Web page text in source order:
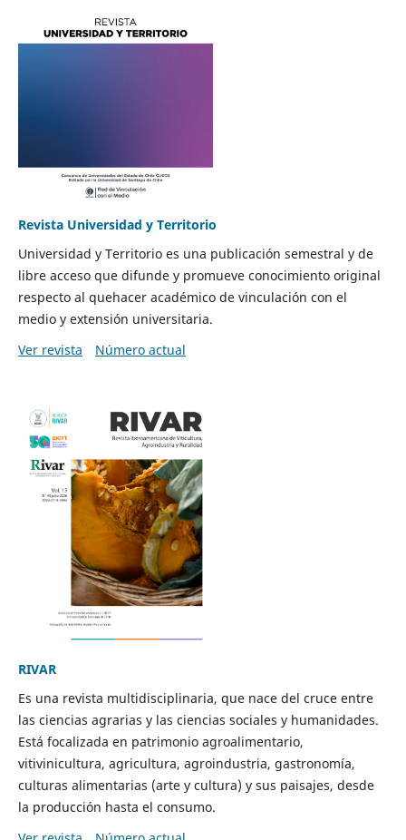
Revista Universidad y Territorio
Universidad y Territorio es una publicación semestral y de
libre acceso que difunde y promueve conocimiento original
respecto al quehacer académico de vinculación con el
medio y extensión universitaria.
Ver revista
Número actual
RIVAR
Es una revista multidisciplinaria, que nace del cruce entre
las ciencias agrarias y las ciencias sociales y humanidades.
Está focalizada en patrimonio agroalimentario,
vitivinicultura, agricultura, agroindustria, gastronomía,
culturas alimentarias (arte y cultura) y sus paisajes, desde
la producción hasta el consumo.